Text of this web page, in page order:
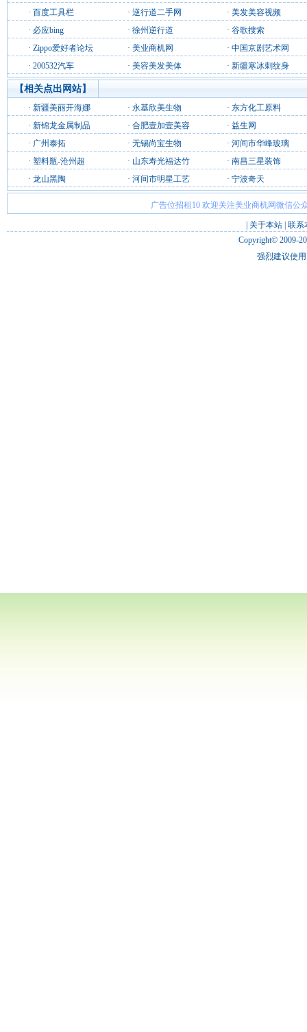
· 百度工具栏 · 逆行道二手网 · 美发美容视频
· 必应bing · 徐州逆行道 · 谷歌搜索
· Zippo爱好者论坛 · 美业商机网 · 中国京剧艺术网
· 200532汽车 · 美容美发美体 · 新疆寒冰刺纹身
【相关点出网站】
· 新疆美丽开海娜 · 永基欣美生物 · 东方化工原料
· 新锦龙金属制品 · 合肥壹加壹美容 · 益生网
· 广州泰拓 · 无锡尚宝生物 · 河间市华峰玻璃
· 塑料瓶-沧州超 · 山东寿光福达竹 · 南昌三星装饰
· 龙山黑陶 · 河间市明星工艺 · 宁波奇天
广告位招租10 欢迎关注美业商机网微信公
关于本站 联系
Copyright© 2009-
强烈建议使